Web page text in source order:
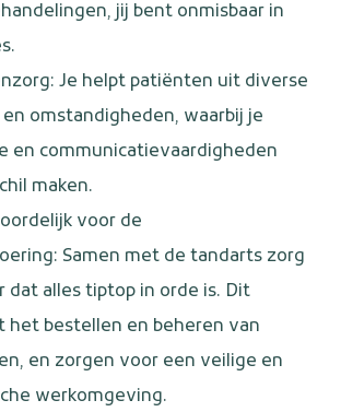
jij bent onmisbaar in
Je helpt patiënten uit diverse
omstandigheden, waarbij je
en communicatievaardigheden
maken.
voor de
Samen met de tandarts zorg
dat alles tiptop in orde is. Dit
het bestellen en beheren van
en zorgen voor een veilige en
werkomgeving.